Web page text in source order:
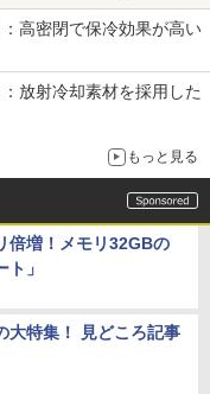
高密閉で保冷効果が高い
放射冷却素材を採用した
もっと見る
倍増！メモリ32GBの
ト」
大特集！ 見どころ記事